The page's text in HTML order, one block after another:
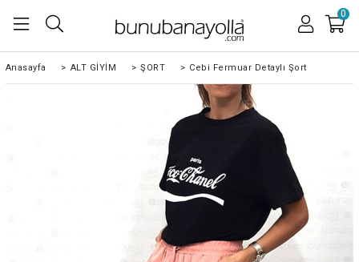
0
Anasayfa > ALT GİYİM > ŞORT > Cebi Fermuar Detaylı Şort